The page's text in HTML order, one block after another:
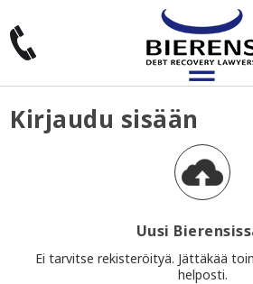
Kirjaudu sisään
Uusi
Ei tarvitse rekisteröityä. Jättäkää
helposti.